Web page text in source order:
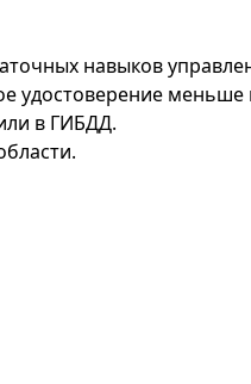
навыков
удостоверение меньше
в ГИБДД.